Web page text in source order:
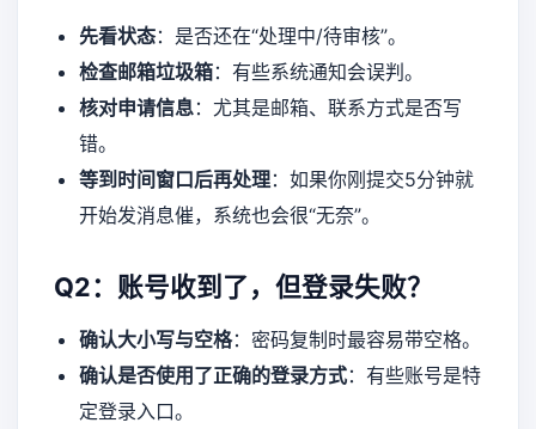
先看状态：是否还在“处理中/待审核”。
检查邮箱垃圾箱：有些系统通知会误判。
核对申请信息：尤其是邮箱、联系方式是否写
错。
等到时间窗口后再处理：如果你刚提交5分钟就
开始发消息催，系统也会很“无奈”。
Q2：账号收到了，但登录失败？
确认大小写与空格：密码复制时最容易带空格。
确认是否使用了正确的登录方式：有些账号是特
定登录入口。